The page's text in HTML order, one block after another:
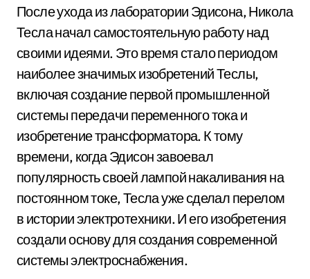
После ухода из лаборатории Эдисона, Никола
Тесла начал самостоятельную работу над
своими идеями. Это время стало периодом
наиболее значимых изобретений Теслы,
включая создание первой промышленной
системы передачи переменного тока и
изобретение трансформатора. К тому
времени, когда Эдисон завоевал
популярность своей лампой накаливания на
постоянном токе, Тесла уже сделал перелом
в истории электротехники. И его изобретения
создали основу для создания современной
системы электроснабжения.